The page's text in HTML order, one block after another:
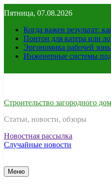
к
содержимому
Пятница, 07.08.2026
Когда важен результат:
Понтон для катера или
Эргономика рабочей
Инженерные системы
Строительство загородного
Статьи, новости, обзоры
Новостная рассылка
Случайные новости
Меню